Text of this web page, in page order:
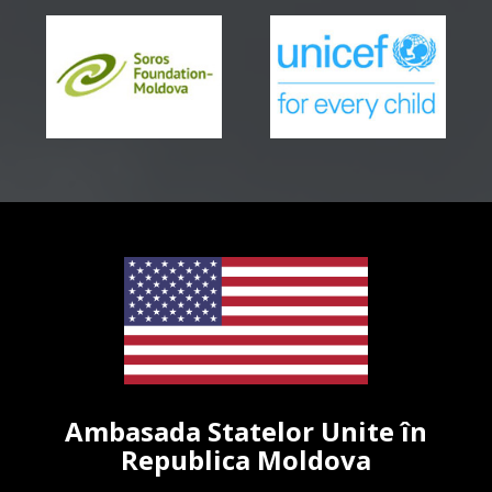
Ambasada Statelor Unite în
Republica Moldova